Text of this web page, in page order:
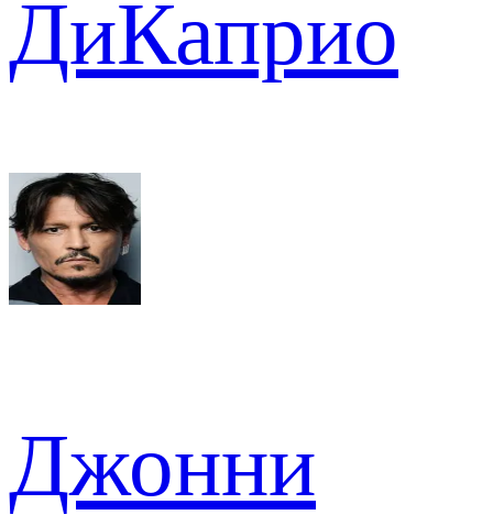
ДиКаприо
Джонни